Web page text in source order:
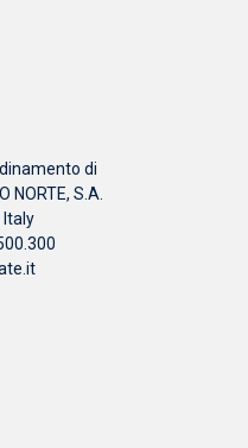
di
NORTE, S.A.
Italy